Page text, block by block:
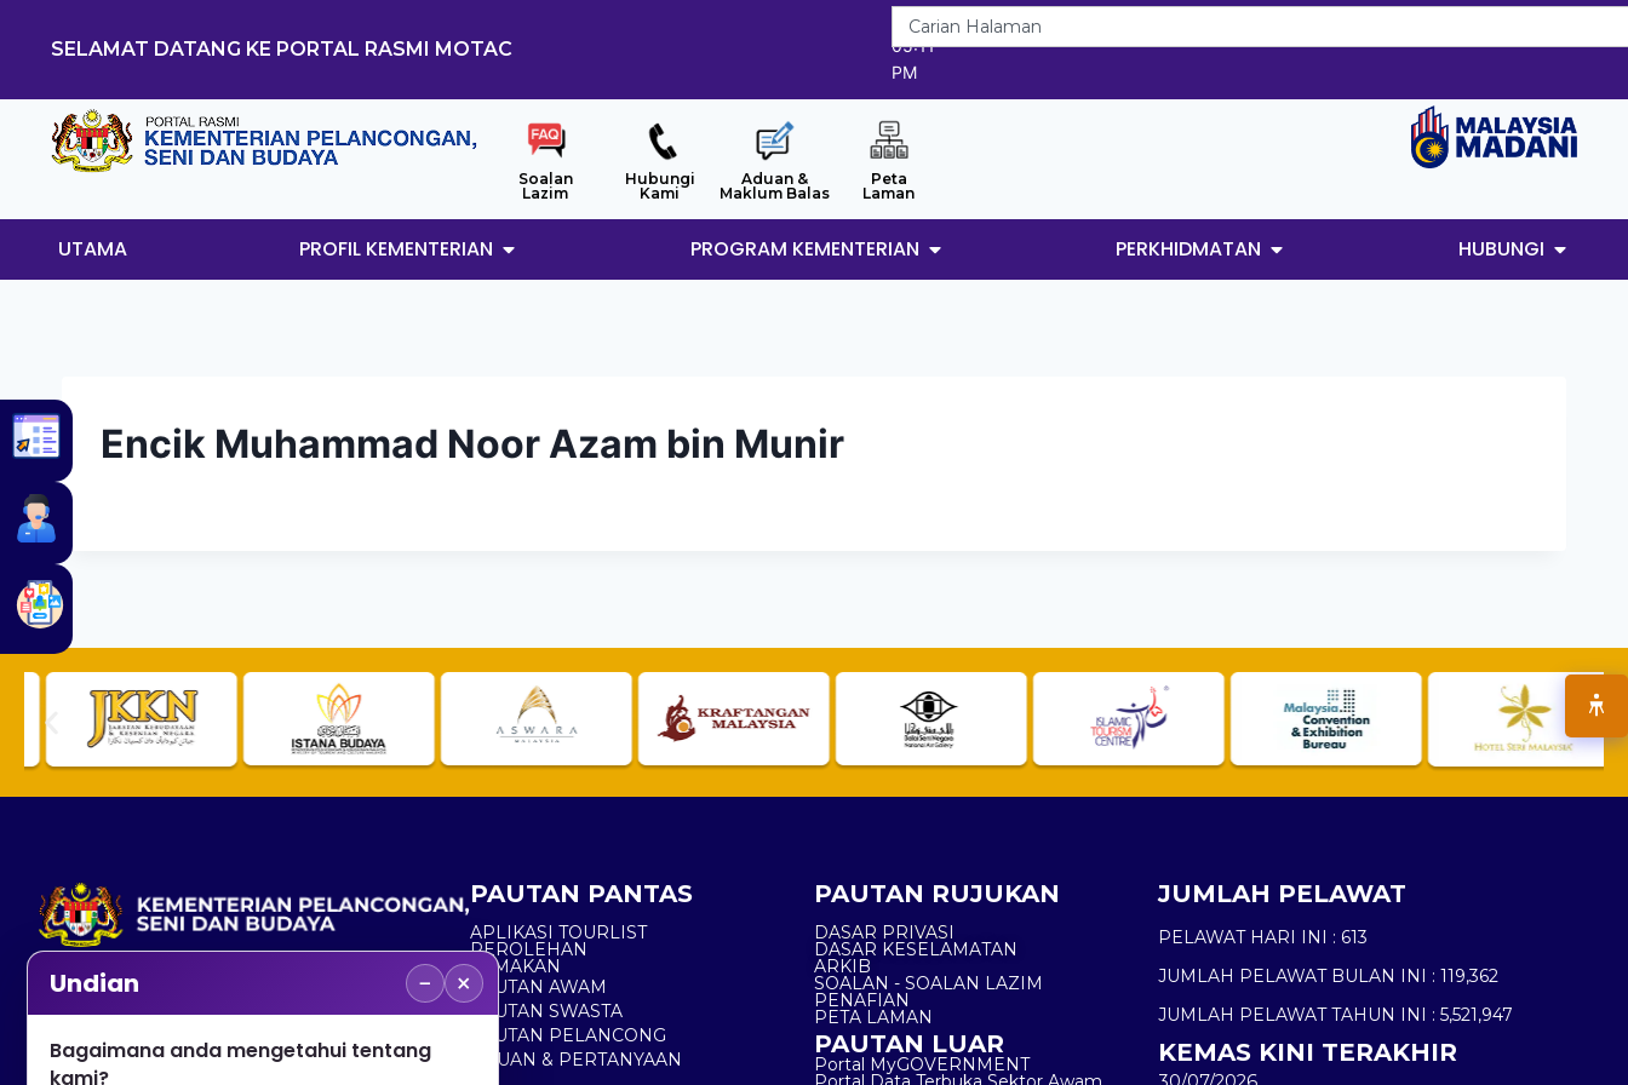
SELAMAT DATANG KE PORTAL RASMI MOTAC
7/8/2026
05:11
PM
Soalan
Lazim
Hubungi
Kami
Aduan &
Maklum Balas
Peta
Laman
UTAMA PROFIL KEMENTERIAN PROGRAM KEMENTERIAN PERKHIDMATAN HUBUNGI
Encik Muhammad Noor Azam bin Munir
No. 2, Menara 1, Jalan P5/6, Presint 5,
+603 8000 8000
PAUTAN PANTAS
APLIKASI TOURLIST
PEROLEHAN
SEMAKAN
PAUTAN AWAM
PAUTAN SWASTA
PAUTAN PELANCONG
ADUAN & PERTANYAAN
PAUTAN RUJUKAN
DASAR PRIVASI
DASAR KESELAMATAN
ARKIB
SOALAN - SOALAN LAZIM
PENAFIAN
PETA LAMAN
PAUTAN LUAR
Portal MyGOVERNMENT
JUMLAH PELAWAT
PELAWAT HARI INI : 613
JUMLAH PELAWAT BULAN INI : 119,362
JUMLAH PELAWAT TAHUN INI : 5,521,947
KEMAS KINI TERAKHIR
Undian − ×
Bagaimana anda mengetahui tentang
kami?